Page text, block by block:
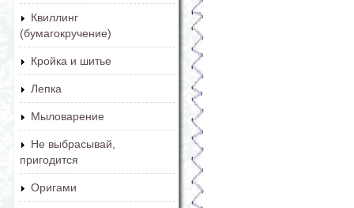
Квиллинг
(бумагокручение)
Кройка и шитье
Лепка
Мыловарение
Не выбрасывай,
пригодится
Оригами